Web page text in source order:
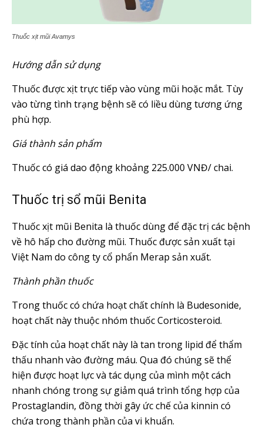
Thuốc xịt mũi Avamys
Hướng dẫn sử dụng
Thuốc được xịt trực tiếp vào vùng mũi hoặc mắt. Tùy
vào từng tình trạng bệnh sẽ có liều dùng tương ứng
phù hợp.
Giá thành sản phẩm
Thuốc có giá dao động khoảng 225.000 VNĐ/ chai.
Thuốc trị sổ mũi Benita
Thuốc xịt mũi Benita là thuốc dùng để đặc trị các bệnh
về hô hấp cho đường mũi. Thuốc được sản xuất tại
Việt Nam do công ty cổ phẩn Merap sản xuất.
Thành phần thuốc
Trong thuốc có chứa hoạt chất chính là Budesonide,
hoạt chất này thuộc nhóm thuốc Corticosteroid.
Đặc tính của hoạt chất này là tan trong lipid để thẩm
thấu nhanh vào đường máu. Qua đó chúng sẽ thể
hiện được hoạt lực và tác dụng của mình một cách
nhanh chóng trong sự giảm quá trình tổng hợp của
Prostaglandin, đồng thời gây ức chế của kinnin có
chứa trong thành phần của vi khuẩn.